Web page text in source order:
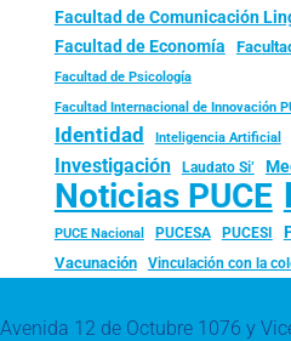
Facultad de Comunicación
Facultad de Economía
Facultad de Psicología
Facultad Internacional de Innovación
Identidad Inteligencia Artificial
Investigación Laudato Si’
Noticias PUCE
PUCE Nacional PUCESA PUCESI
Vacunación
Vinculación con la
Avenida 12 de Octubre 1076 y